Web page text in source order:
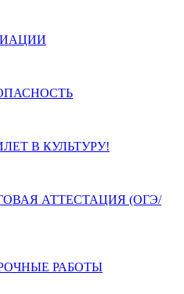
В КУЛЬТУРУ!
АТТЕСТАЦИЯ (ОГЭ/
РАБОТЫ